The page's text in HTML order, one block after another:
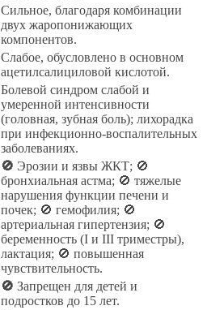
Сильное, благодаря комбинации
двух жаропонижающих
компонентов.
Слабое, обусловлено в основном
ацетилсалициловой кислотой.
Болевой синдром слабой и
умеренной интенсивности
(головная, зубная боль); лихорадка
при инфекционно-воспалительных
заболеваниях.
🚫 Эрозии и язвы ЖКТ; 🚫
бронхиальная астма; 🚫 тяжелые
нарушения функции печени и
почек; 🚫 гемофилия; 🚫
артериальная гипертензия; 🚫
беременность (I и III триместры),
лактация; 🚫 повышенная
чувствительность.
🚫 Запрещен для детей и
подростков до 15 лет.